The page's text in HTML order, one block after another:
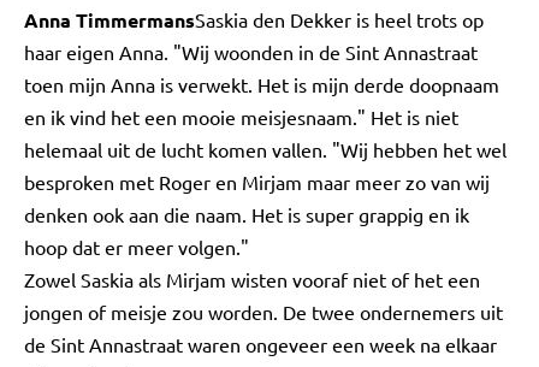
Anna TimmermansSaskia den Dekker is heel trots op
haar eigen Anna. "Wij woonden in de Sint Annastraat
toen mijn Anna is verwekt. Het is mijn derde doopnaam
en ik vind het een mooie meisjesnaam." Het is niet
helemaal uit de lucht komen vallen. "Wij hebben het wel
besproken met Roger en Mirjam maar meer zo van wij
denken ook aan die naam. Het is super grappig en ik
hoop dat er meer volgen."
Zowel Saskia als Mirjam wisten vooraf niet of het een
jongen of meisje zou worden. De twee ondernemers uit
de Sint Annastraat waren ongeveer een week na elkaar